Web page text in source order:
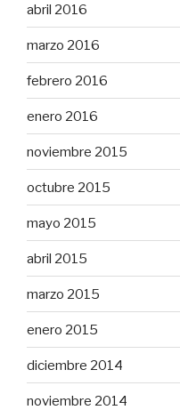
abril 2016
marzo 2016
febrero 2016
enero 2016
noviembre 2015
octubre 2015
mayo 2015
abril 2015
marzo 2015
enero 2015
diciembre 2014
noviembre 2014